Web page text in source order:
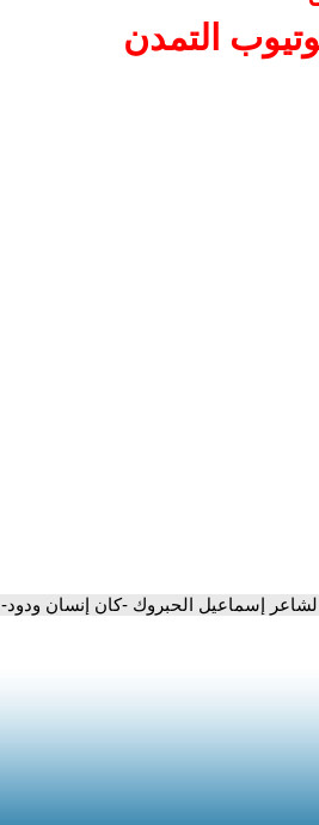
التمدن
إسماعيل الحبروك -كان إنسان ودود-